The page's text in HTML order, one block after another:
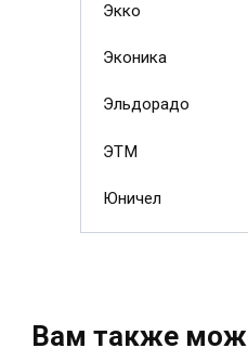
Экко
Эконика
Эльдорадо
ЭТМ
Юничел
Вам также